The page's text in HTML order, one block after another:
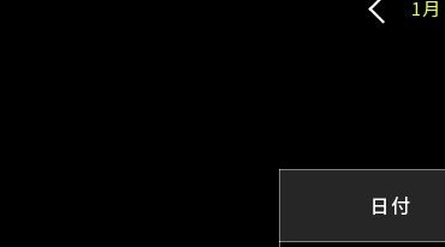
1月
日付